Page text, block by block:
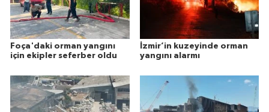
Foça'daki orman yangını
için ekipler seferber oldu
İzmir’in kuzeyinde orman
yangını alarmı